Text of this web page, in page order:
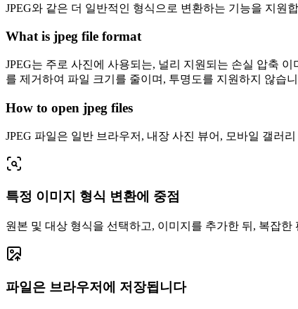
JPEG와 같은 더 일반적인 형식으로 변환하는 기능을 지원
What is jpeg file format
JPEG는 주로 사진에 사용되는, 널리 지원되는 손실 압축
를 제거하여 파일 크기를 줄이며, 투명도를 지원하지 않습
How to open jpeg files
JPEG 파일은 일반 브라우저, 내장 사진 뷰어, 모바일 갤러
특정 이미지 형식 변환에 중점
원본 및 대상 형식을 선택하고, 이미지를 추가한 뒤, 복잡
파일은 브라우저에 저장됩니다